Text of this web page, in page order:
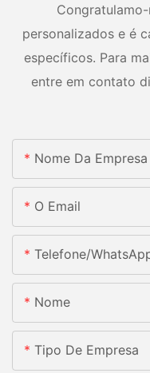
personalizados e é
específicos. Para
entre em contato
Nome Da Empresa
O Email
Telefone/
Nome
Tipo De Empresa